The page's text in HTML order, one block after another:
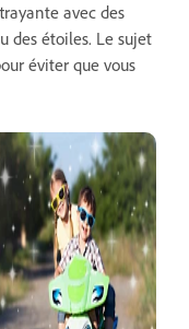
avec des
des étoiles. Le sujet
éviter que vous